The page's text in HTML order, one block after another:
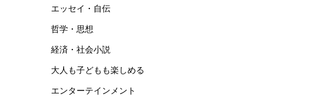
エッセイ・自伝
哲学・思想
経済・社会小説
大人も子どもも楽しめる
エンターテインメント